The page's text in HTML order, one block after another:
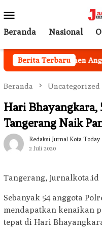
ke
kontenMobile
Beranda Nasional
Berita Terbaru
Rekrutmen
Beranda Uncategorized
Hari Bhayangkara,
Tangerang Naik
Redaksi Jurnal Kota Today
2 Juli 2020
Tangerang, jurnalkota.id
Sebanyak 54 anggota
mendapatkan kenaikan
tepat di Hari